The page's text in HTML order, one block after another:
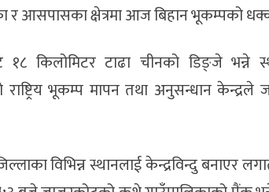
र आसपासका क्षेत्रमा आज बिहान भूकम्पको
१८ किलोमिटर टाढा चीनको डिङ्जे भन्ने
राष्ट्रिय भूकम्प मापन तथा अनुसन्धान
विभिन्न स्थानलाई केन्द्रविन्दु बनाएर